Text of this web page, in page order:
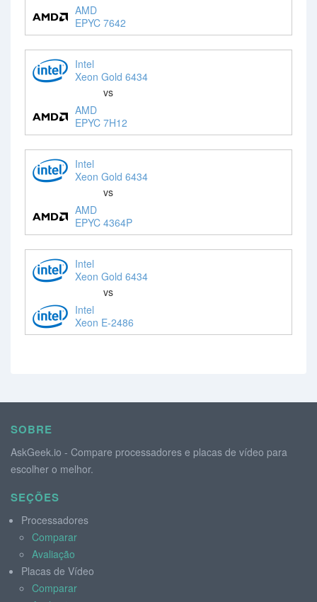
AMD
EPYC 7642
Intel
Xeon Gold 6434
vs
AMD
EPYC 7H12
Intel
Xeon Gold 6434
vs
AMD
EPYC 4364P
Intel
Xeon Gold 6434
vs
Intel
Xeon E-2486
SOBRE
AskGeek.io - Compare processadores e placas de vídeo para
escolher o melhor.
SEÇÕES
Processadores
Comparar
Avaliação
Placas de Vídeo
Comparar